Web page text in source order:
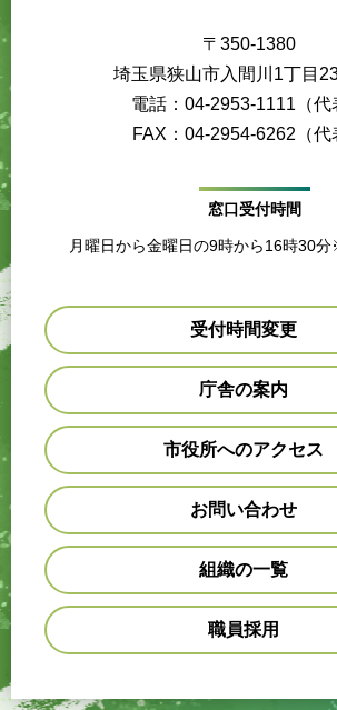
〒350-1380
埼玉県狭山市入間川1丁目
電話：04-2953-1111（代
FAX：04-2954-6262（代
窓口受付時間
月曜日から金曜日の9時から16時30
受付時間変更
庁舎の案内
市役所へのアクセス
お問い合わせ
組織の一覧
職員採用